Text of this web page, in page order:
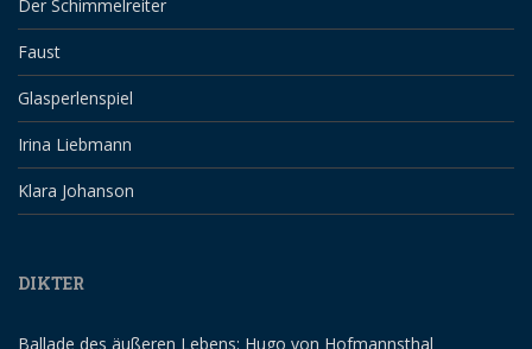
Der Schimmelreiter
Faust
Glasperlenspiel
Irina Liebmann
Klara Johanson
DIKTER
Ballade des äußeren Lebens: Hugo von Hofmannsthal